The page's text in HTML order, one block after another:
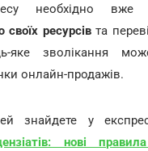
необхідно вже
своїх ресурсівта
яке зволікання
онлайн-продажів.
знайдете у
нові